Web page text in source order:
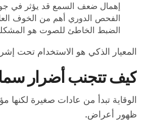
إهمال ضعف السمع قد يؤثر في
الفحص الدوري أهم من الخوف
الضبط الخاطئ للصوت هو
المعيار الذكي هو الاستخدام تحت
كيف تتجنب أضرار
الوقاية تبدأ من عادات صغيرة
ظهور أعراض.